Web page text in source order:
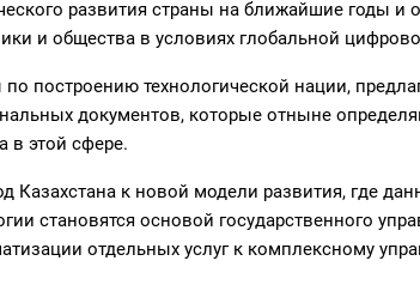
развития страны на ближайшие годы и
и общества в условиях глобальной
построению технологической нации,
документов, которые отныне
в этой сфере.
Казахстана к новой модели развития, где
становятся основой государственного
отдельных услуг к комплексному